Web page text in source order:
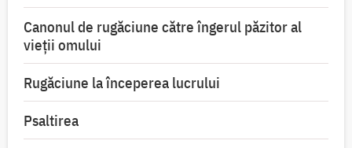
Canonul de rugăciune către îngerul păzitor al
vieții omului
Rugăciune la începerea lucrului
Psaltirea